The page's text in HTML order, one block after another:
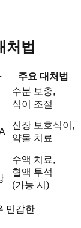
처법
주요 대처법
수분 보충,
식이 조절
신장 보호식이,
약물 치료
수액 치료,
혈액 투석
(가능 시)
민감한